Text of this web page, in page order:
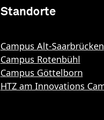
Standorte
Campus Alt-Saarbrücken
Campus Rotenbühl
Campus Göttelborn
HTZ am Innovations